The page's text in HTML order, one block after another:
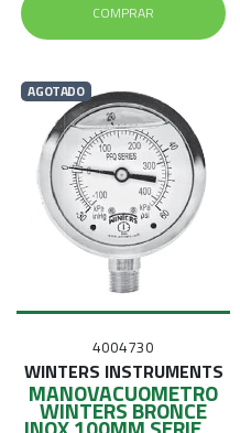
COMPRAR
AGOTADO
4004730
WINTERS INSTRUMENTS
MANOVACUOMETRO
WINTERS BRONCE